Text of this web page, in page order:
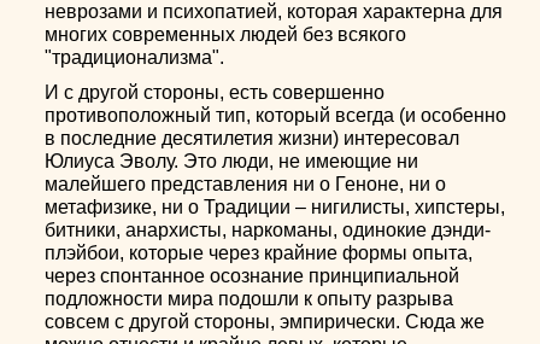
неврозами и психопатией, которая характерна для
многих современных людей без всякого
"традиционализма".
И с другой стороны, есть совершенно
противоположный тип, который всегда (и особенно
в последние десятилетия жизни) интересовал
Юлиуса Эволу. Это люди, не имеющие ни
малейшего представления ни о Геноне, ни о
метафизике, ни о Традиции – нигилисты, хипстеры,
битники, анархисты, наркоманы, одинокие дэнди-
плэйбои, которые через крайние формы опыта,
через спонтанное осознание принципиальной
подложности мира подошли к опыту разрыва
совсем с другой стороны, эмпирически. Сюда же